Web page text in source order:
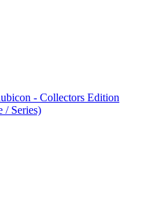
- Collectors Edition
/ Series)